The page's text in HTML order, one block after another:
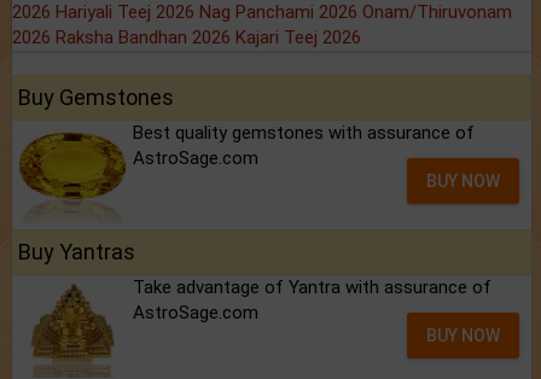
2026 Hariyali Teej 2026 Nag Panchami 2026 Onam/Thiruvonam
2026 Raksha Bandhan 2026 Kajari Teej 2026
Buy Gemstones
Best quality gemstones with assurance of
AstroSage.com
BUY NOW
Buy Yantras
Take advantage of Yantra with assurance of
AstroSage.com
BUY NOW